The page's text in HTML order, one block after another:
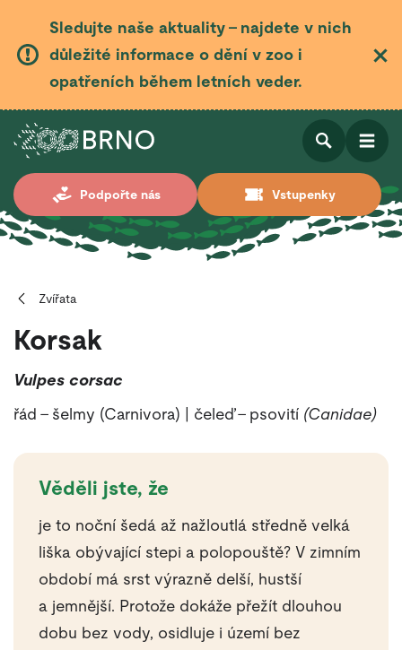
Sledujte naše aktuality – najdete v nich
důležité informace o dění v zoo i
opatřeních během letních veder.
Podpořte nás Vstupenky
Otevřít
Otevřít
Zvířata
Korsak
Vulpes corsac
řád – šelmy (Carnivora) | čeleď – psovití (Canidae)
Věděli jste, že
je to noční šedá až nažloutlá středně velká
liška obývající stepi a polopouště? V zimním
období má srst výrazně delší, hustší
a jemnější. Protože dokáže přežít dlouhou
dobu bez vody, osidluje i území bez